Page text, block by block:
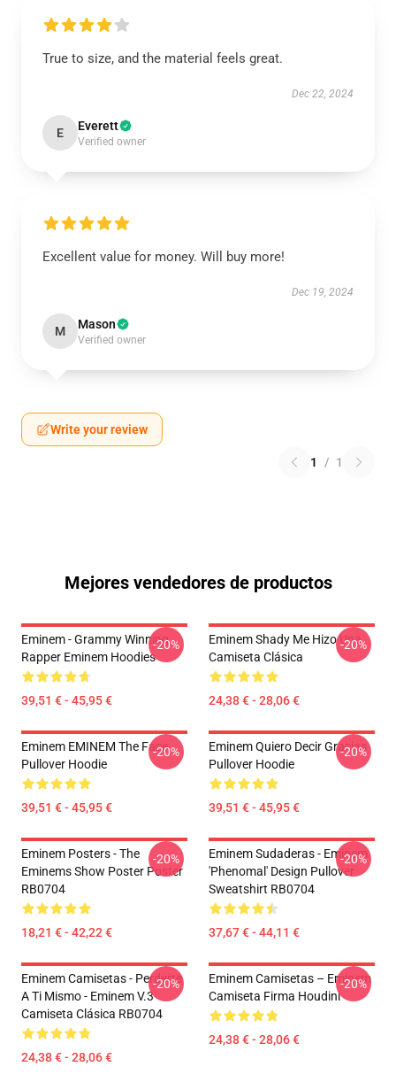
True to size, and the material feels great.
Dec 22, 2024
E Everett
Verified owner
Excellent value for money. Will buy more!
Dec 19, 2024
M Mason
Verified owner
Write your review
1 / 1
Mejores vendedores de productos
Eminem - Grammy Winning
Rapper Eminem Hoodies
39,51 € - 45,95 €
-20%
Eminem Shady Me Hizo Una
Camiseta Clásica
24,38 € - 28,06 €
-20%
Eminem EMINEM The Face
Pullover Hoodie
39,51 € - 45,95 €
-20%
Eminem Quiero Decir Gracias
Pullover Hoodie
39,51 € - 45,95 €
-20%
Eminem Posters - The
Eminems Show Poster Poster
RB0704
18,21 € - 42,22 €
-20%
Eminem Sudaderas - Eminem
'Phenomal' Design Pullover
Sweatshirt RB0704
37,67 € - 44,11 €
-20%
Eminem Camisetas - Perderte
A Ti Mismo - Eminem V.3
Camiseta Clásica RB0704
24,38 € - 28,06 €
-20%
Eminem Camisetas – Eminem
Camiseta Firma Houdini
24,38 € - 28,06 €
-20%